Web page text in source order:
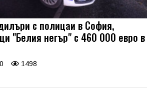
с полицаи в София,
"Белия негър" с 460 000 евро в
0 1498